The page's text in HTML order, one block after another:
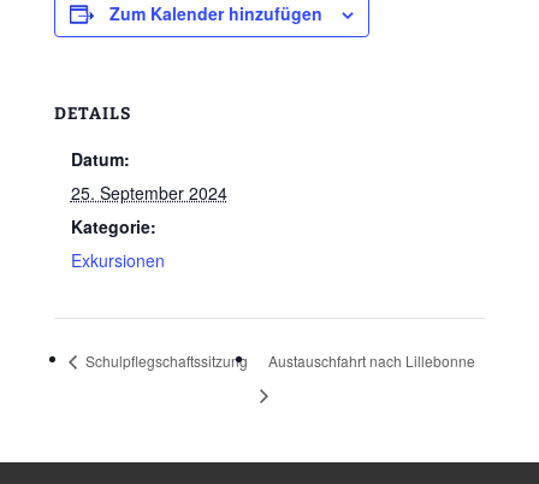
Zum Kalender hinzufügen
DETAILS
Datum:
25. September 2024
Kategorie:
Exkursionen
Schulpflegschaftssitzung Austauschfahrt nach Lillebonne